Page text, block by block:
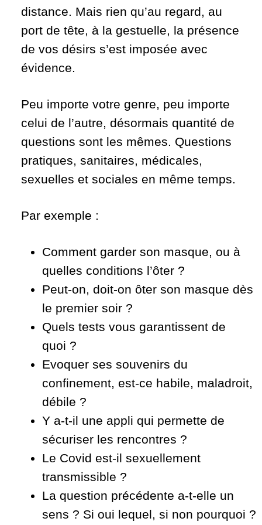
distance. Mais rien qu’au regard, au
port de tête, à la gestuelle, la présence
de vos désirs s’est imposée avec
évidence.
Peu importe votre genre, peu importe
celui de l’autre, désormais quantité de
questions sont les mêmes. Questions
pratiques, sanitaires, médicales,
sexuelles et sociales en même temps.
Par exemple :
Comment garder son masque, ou à
quelles conditions l’ôter ?
Peut-on, doit-on ôter son masque dès
le premier soir ?
Quels tests vous garantissent de
quoi ?
Evoquer ses souvenirs du
confinement, est-ce habile, maladroit,
débile ?
Y a-t-il une appli qui permette de
sécuriser les rencontres ?
Le Covid est-il sexuellement
transmissible ?
La question précédente a-t-elle un
sens ? Si oui lequel, si non pourquoi ?